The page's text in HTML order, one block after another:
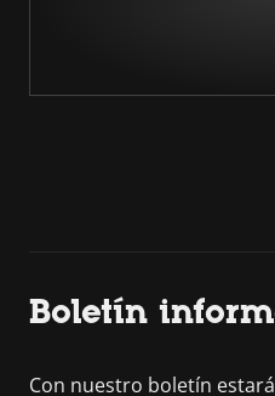
Boletín
Con nuestro boletín